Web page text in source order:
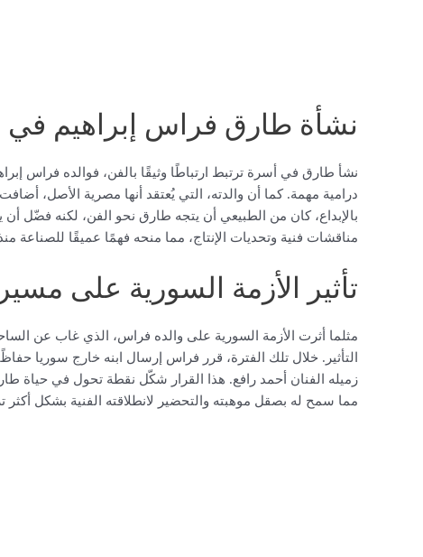
نشأة طارق فراس إبراهيم في
نشأ طارق في أسرة ترتبط ارتباطًا وثيقًا بالفن، فوالده فراس
درامية مهمة. كما أن والدته، التي يُعتقد أنها مصرية الأصل،
بالإبداع، كان من الطبيعي أن يتجه طارق نحو الفن، لكنه فضّل
مناقشات فنية وتحديات الإنتاج، مما منحه فهمًا عميقًا للصناعة
تأثير الأزمة السورية على
مثلما أثرت الأزمة السورية على والده فراس، الذي غاب عن
التأثير. خلال تلك الفترة، قرر فراس إرسال ابنه خارج سوريا
زميله الفنان أحمد رافع. هذا القرار شكّل نقطة تحول في حياة
مما سمح له بصقل موهبته والتحضير لانطلاقته الفنية بشكل أكثر